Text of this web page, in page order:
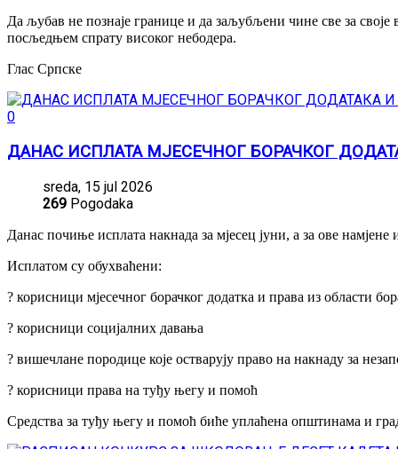
Да љубав не познаје границе и да заљубљени чине све за
посљедњем спрату високог небодера.
Глас Српске
0
ДАНАС ИСПЛАТА МЈЕСЕЧНОГ БОРАЧКОГ
sreda, 15 jul 2026
269 Pogodaka
Данас почиње исплата накнада за мјесец јуни, а за ове
Исплатом су обухваћени:
? корисници мјесечног борачког додатка и права из области
? корисници социјалних давања
? вишечлане породице које остварују право на накнаду за
? корисници права на туђу његу и помоћ
Средства за туђу његу и помоћ биће уплаћена општинама и